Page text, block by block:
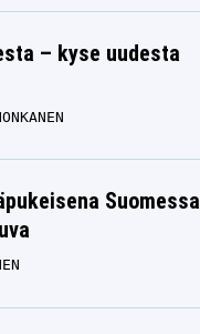
– kyse uudesta
Suomessa